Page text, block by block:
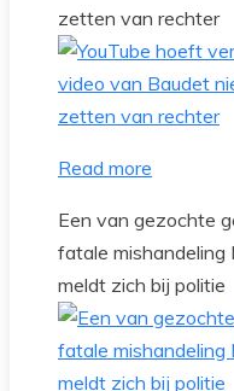
zetten van rechter
Read more
Een van gezochte
fatale mishandeling
meldt zich bij politie